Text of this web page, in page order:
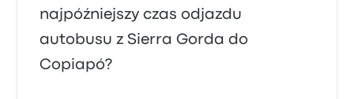
najpóźniejszy czas odjazdu
autobusu z Sierra Gorda do
Copiapó?